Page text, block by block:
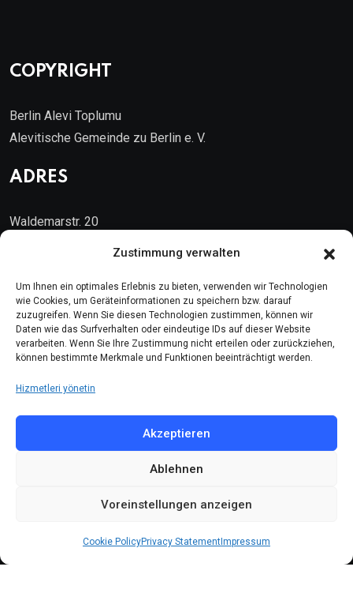
Zustimmung verwalten
Um Ihnen ein optimales Erlebnis zu bieten, verwenden wir Technologien
wie Cookies, um Geräteinformationen zu speichern bzw. darauf
zuzugreifen. Wenn Sie diesen Technologien zustimmen, können wir
Daten wie das Surfverhalten oder eindeutige IDs auf dieser Website
verarbeiten. Wenn Sie Ihre Zustimmung nicht erteilen oder zurückziehen,
können bestimmte Merkmale und Funktionen beeinträchtigt werden.
Hizmetleri yönetin
Akzeptieren
Ablehnen
Voreinstellungen anzeigen
Cookie PolicyPrivacy Statement Impressum
COPYRIGHT
Berlin Alevi Toplumu
Alevitische Gemeinde zu Berlin e. V.
ADRES
Waldemarstr. 20
Kontakt
Telefon: (030) 616 58 700
Faks : (030) 616 58 395
E-Posta: cemevi@alevi.org